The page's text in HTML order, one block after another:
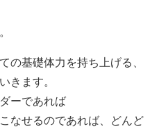
の基礎体力を持ち上げる、
きます。
ーであれば
なせるのであれば、どんど